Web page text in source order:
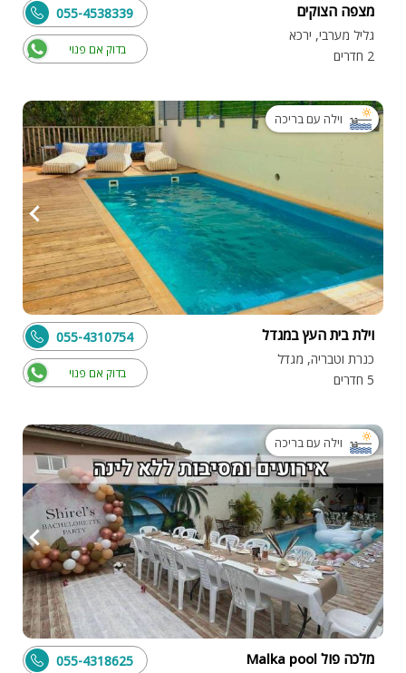
מצפה הצוקים
גליל מערבי, ירכא
2 חדרים
בדוק אם פנוי
055-4538339
וילה עם בריכה
וילת בית העץ במגדל
כנרת וטבריה, מגדל
5 חדרים
בדוק אם פנוי
055-4310754
וילה עם בריכה
מלכה פול Malka pool 055-4318625